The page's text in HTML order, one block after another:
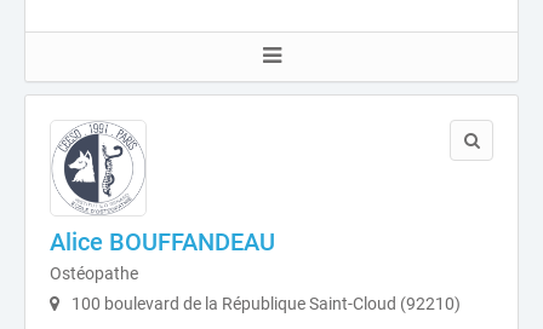
Alice BOUFFANDEAU
Ostéopathe
100 boulevard de la République Saint-Cloud (92210)